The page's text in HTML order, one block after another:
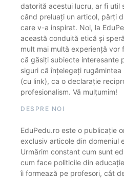
datorită acestui lucru, ar fi util
când preluați un articol, părți
care v-a inspirat. Noi, la
această conduită etică și
mult mai multă experiență vor
că găsiți subiecte interesante
siguri că înțelegeți
(cu link), ca o declarație
profesionalism. Vă mulțumim!
DESPRE NOI
EduPedu.ro este o publicație
exclusiv articole din domeniul
Urmărim constant cum sunt
cum face politicile din
îi formează pe profesori, cât